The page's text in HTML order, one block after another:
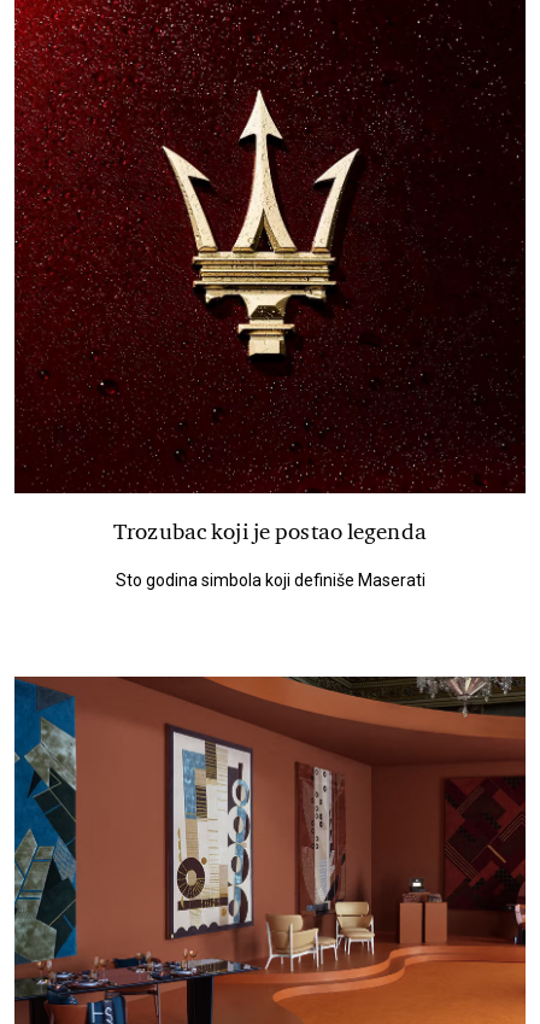
Trozubac koji je postao legenda
Sto godina simbola koji definiše Maserati